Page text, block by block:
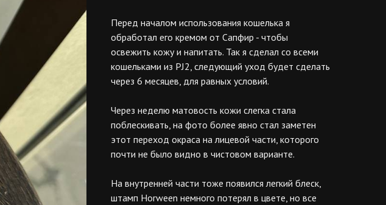
Перед началом использования кошелька я
обработал его кремом от Сапфир - чтобы
освежить кожу и напитать. Так я сделал со всеми
кошельками из PJ2, следующий уход будет сделать
через 6 месяцев, для равных условий.
Через неделю матовость кожи слегка стала
поблескивать, на фото более явно стал заметен
этот переход окраса на лицевой части, которого
почти не было видно в чистовом варианте.
На внутренней части тоже появился легкий блеск,
штамп Horween немного потерял в цвете, но все